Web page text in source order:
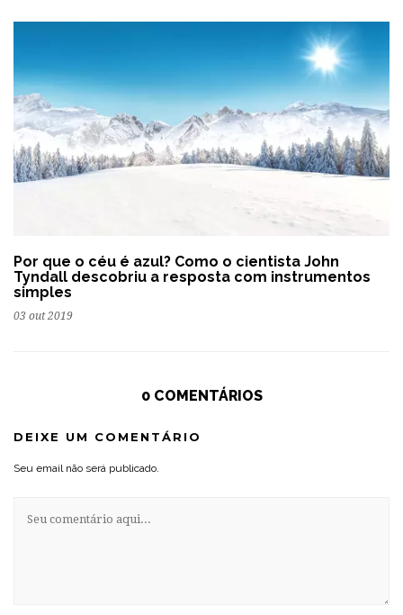
Por que o céu é azul? Como o cientista John
Tyndall descobriu a resposta com instrumentos
simples
03 out 2019
0 COMENTÁRIOS
DEIXE UM COMENTÁRIO
Seu email não será publicado.